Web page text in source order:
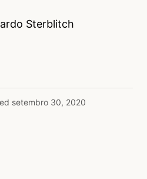
Sterblitch
setembro 30, 2020
o produto de verdade, era